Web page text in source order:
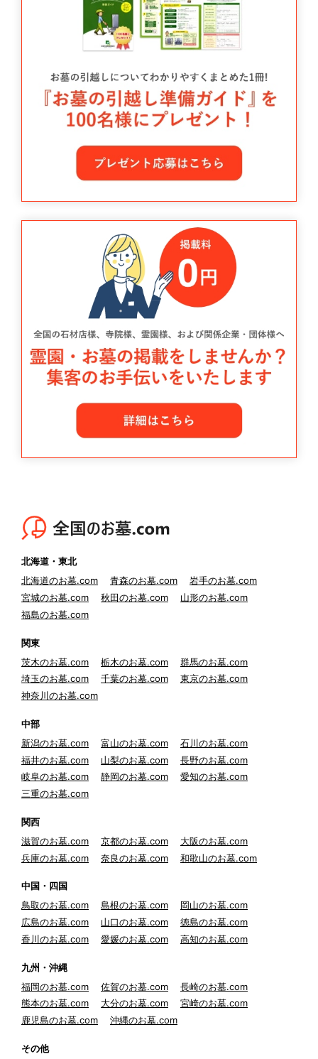
北海道・東北
北海道のお墓.com
青森のお墓.com
岩手のお墓.com
宮城のお墓.com
秋田のお墓.com
山形のお墓.com
福島のお墓.com
関東
茨木のお墓.com
栃木のお墓.com
群馬のお墓.com
埼玉のお墓.com
千葉のお墓.com
東京のお墓.com
神奈川のお墓.com
中部
新潟のお墓.com
富山のお墓.com
石川のお墓.com
福井のお墓.com
山梨のお墓.com
長野のお墓.com
岐阜のお墓.com
静岡のお墓.com
愛知のお墓.com
三重のお墓.com
関西
滋賀のお墓.com
京都のお墓.com
大阪のお墓.com
兵庫のお墓.com
奈良のお墓.com 和歌山のお墓.com
中国・四国
鳥取のお墓.com
島根のお墓.com
岡山のお墓.com
広島のお墓.com
山口のお墓.com
徳島のお墓.com
香川のお墓.com
愛媛のお墓.com 高知のお墓.com
九州・沖縄
福岡のお墓.com
佐賀のお墓.com
長崎のお墓.com
熊本のお墓.com
大分のお墓.com
宮崎のお墓.com
鹿児島のお墓.com
沖縄のお墓.com
その他